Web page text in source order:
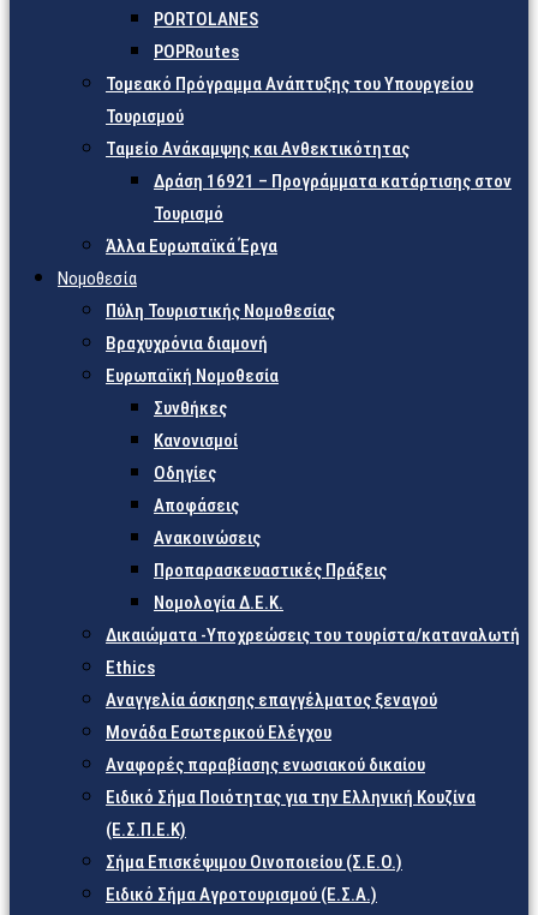
PORTOLANES
POPRoutes
Τομεακό Πρόγραμμα Ανάπτυξης του Υπουργείου
Τουρισμού
Ταμείο Ανάκαμψης και Ανθεκτικότητας
Δράση 16921 – Προγράμματα κατάρτισης στον
Τουρισμό
Άλλα Ευρωπαϊκά Έργα
Νομοθεσία
Πύλη Τουριστικής Νομοθεσίας
Βραχυχρόνια διαμονή
Ευρωπαϊκή Νομοθεσία
Συνθήκες
Κανονισμοί
Οδηγίες
Αποφάσεις
Ανακοινώσεις
Προπαρασκευαστικές Πράξεις
Νομολογία Δ.Ε.Κ.
Δικαιώματα -Υποχρεώσεις του τουρίστα/καταναλωτή
Ethics
Αναγγελία άσκησης επαγγέλματος ξεναγού
Μονάδα Εσωτερικού Ελέγχου
Αναφορές παραβίασης ενωσιακού δικαίου
Ειδικό Σήμα Ποιότητας για την Ελληνική Κουζίνα
(Ε.Σ.Π.Ε.Κ)
Σήμα Επισκέψιμου Οινοποιείου (Σ.Ε.Ο.)
Ειδικό Σήμα Αγροτουρισμού (Ε.Σ.Α.)